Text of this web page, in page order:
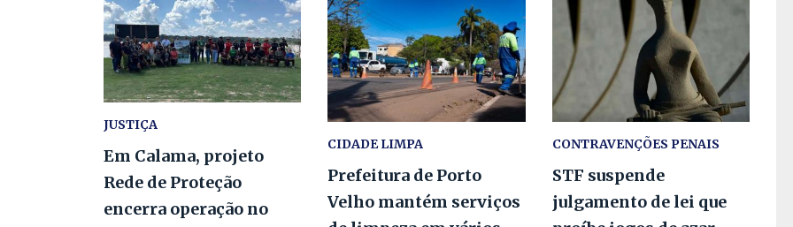
JUSTIÇA
Em Calama, projeto
Rede de Proteção
encerra operação no
CIDADE LIMPA
Prefeitura de Porto
Velho mantém serviços
CONTRAVENÇÕES PENAIS
STF suspende
julgamento de lei que